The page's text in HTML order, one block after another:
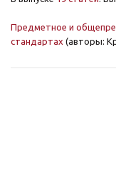
Предметное и
стандартах (авторы: